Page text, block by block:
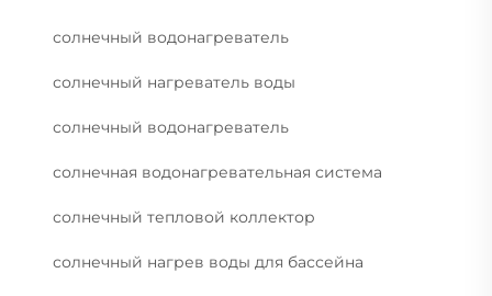
солнечный водонагреватель
солнечный нагреватель воды
солнечный водонагреватель
солнечная водонагревательная система
солнечный тепловой коллектор
солнечный нагрев воды для бассейна